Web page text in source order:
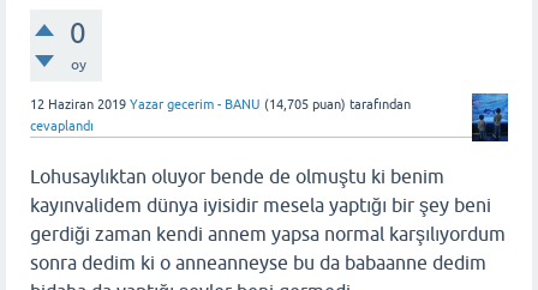
0
oy
12 Haziran 2019 Yazar gecerim - BANU (14,705 puan) tarafından
cevaplandı
Lohusaylıktan oluyor bende de olmuştu ki benim
kayınvalidem dünya iyisidir mesela yaptığı bir şey beni
gerdiği zaman kendi annem yapsa normal karşılıyordum
sonra dedim ki o anneanneyse bu da babaanne dedim